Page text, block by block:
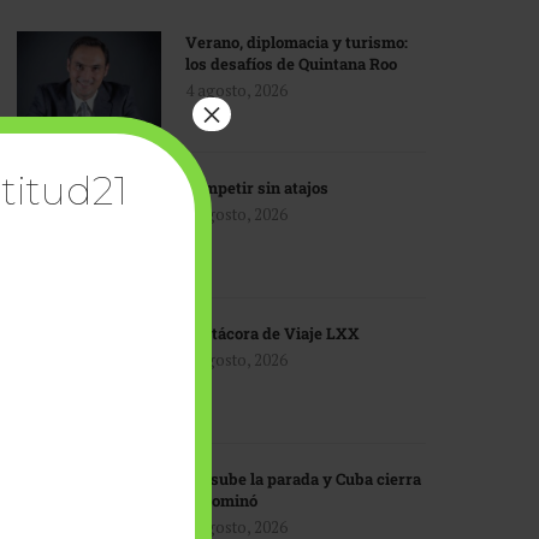
Verano, diplomacia y turismo:
los desafíos de Quintana Roo
4 agosto, 2026
Competir sin atajos
4 agosto, 2026
Bitácora de Viaje LXX
3 agosto, 2026
EU sube la parada y Cuba cierra
el dominó
3 agosto, 2026
×